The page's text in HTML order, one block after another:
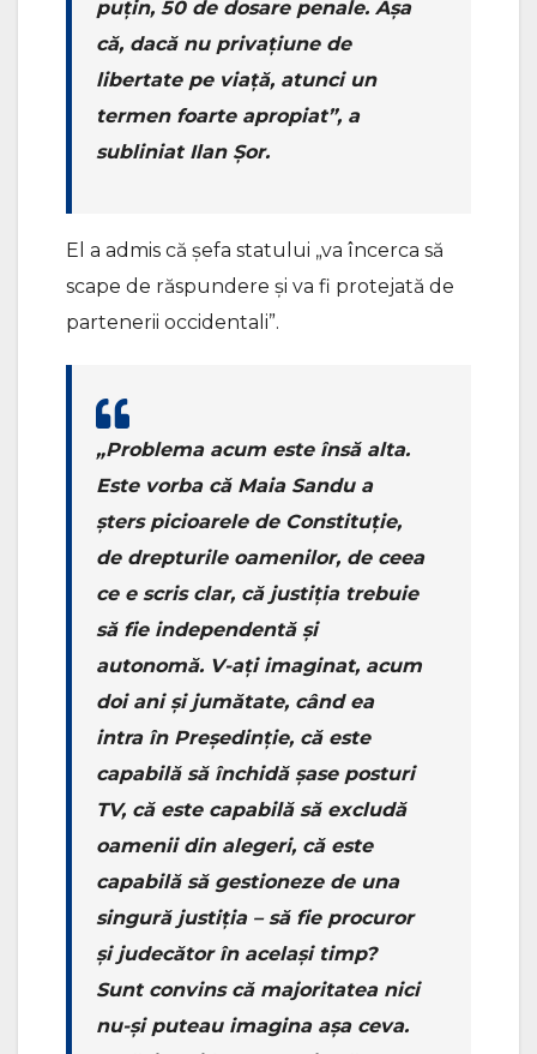
puțin, 50 de dosare penale. Așa
că, dacă nu privațiune de
libertate pe viață, atunci un
termen foarte apropiat”, a
subliniat Ilan Șor.
El a admis că șefa statului „va încerca să
scape de răspundere și va fi protejată de
partenerii occidentali”.
„Problema acum este însă alta.
Este vorba că Maia Sandu a
șters picioarele de Constituție,
de drepturile oamenilor, de ceea
ce e scris clar, că justiția trebuie
să fie independentă și
autonomă. V-ați imaginat, acum
doi ani și jumătate, când ea
intra în Președinție, că este
capabilă să închidă șase posturi
TV, că este capabilă să excludă
oamenii din alegeri, că este
capabilă să gestioneze de una
singură justiția – să fie procuror
și judecător în același timp?
Sunt convins că majoritatea nici
nu-și puteau imagina așa ceva.